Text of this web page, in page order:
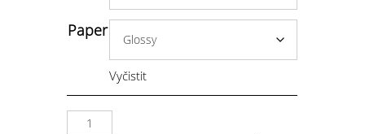
Paper
Vyčistit
Poster